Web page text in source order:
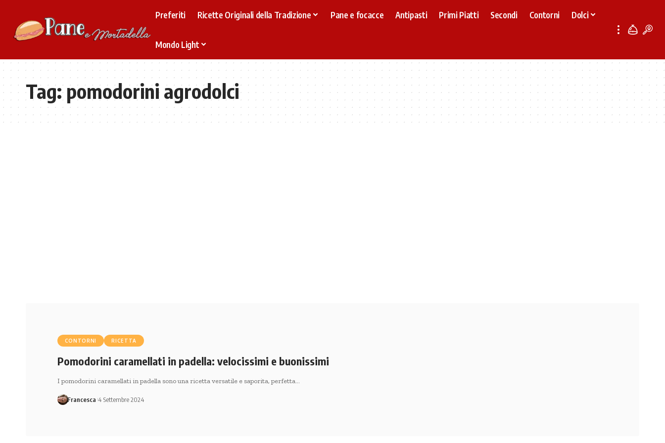
Preferiti Ricette Originali della Tradizione Pane e focacce Antipasti Primi Piatti Secondi Contorni Dolci
Mondo Light
Tag:pomodorini agrodolci
CONTORNI RICETTA
Pomodorini caramellati in padella: velocissimi e buonissimi
I pomodorini caramellati in padella sono una ricetta versatile e saporita, perfetta…
Francesca 4 Settembre 2024